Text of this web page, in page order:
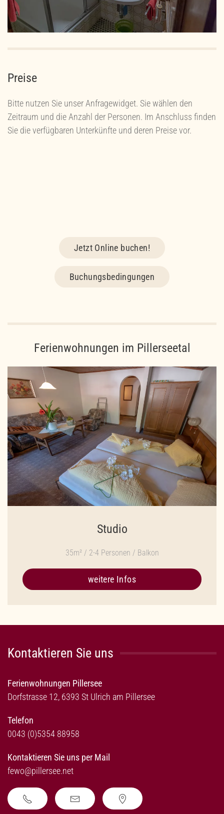
Preise
Bitte nutzen Sie unser Anfragewidget. Sie wählen den
Zeitraum und die Anzahl der Personen. Im Anschluss finden
Sie die verfügbaren Unterkünfte und deren Preise vor.
Jetzt Online buchen!
Buchungsbedingungen
Ferienwohnungen im Pillerseetal
Studio
35m² / 2-4 Personen / Balkon
weitere Infos
Kontaktieren Sie uns
Ferienwohnungen Pillersee
Dorfstrasse 12, 6393 St Ulrich am Pillersee
Telefon
0043 (0)5354 88958
Kontaktieren Sie uns per Mail
fewo@pillersee.net